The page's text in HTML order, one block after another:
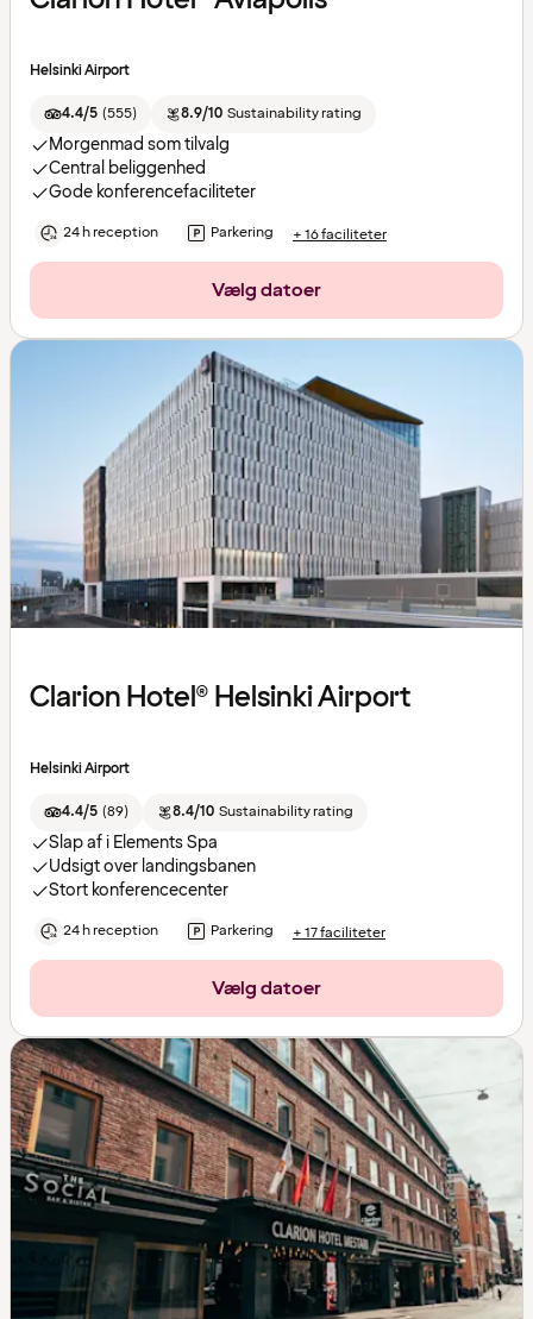
Helsinki Airport
4.4/5 (555) 8.9/10 Sustainability rating
Morgenmad som tilvalg
Central beliggenhed
Gode konferencefaciliteter
24 h reception Parkering + 16 faciliteter
Vælg datoer
Clarion Hotel® Helsinki Airport
Helsinki Airport
4.4/5 (89) 8.4/10 Sustainability rating
Slap af i Elements Spa
Udsigt over landingsbanen
Stort konferencecenter
24 h reception Parkering + 17 faciliteter
Vælg datoer